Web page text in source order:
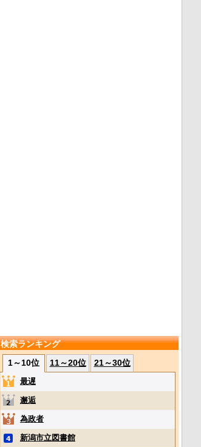
検索ランキング
1～10位
11～20位 21～30位
最遅
邂逅
為政者
新潟市立図書館